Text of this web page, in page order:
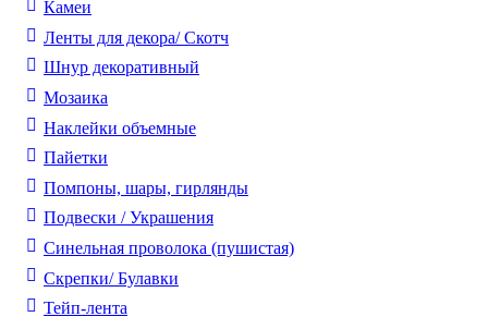
Камеи
Ленты для декора/ Скотч
Шнур декоративный
Мозаика
Наклейки объемные
Пайетки
Помпоны, шары, гирлянды
Подвески / Украшения
Синельная проволока (пушистая)
Скрепки/ Булавки
Тейп-лента